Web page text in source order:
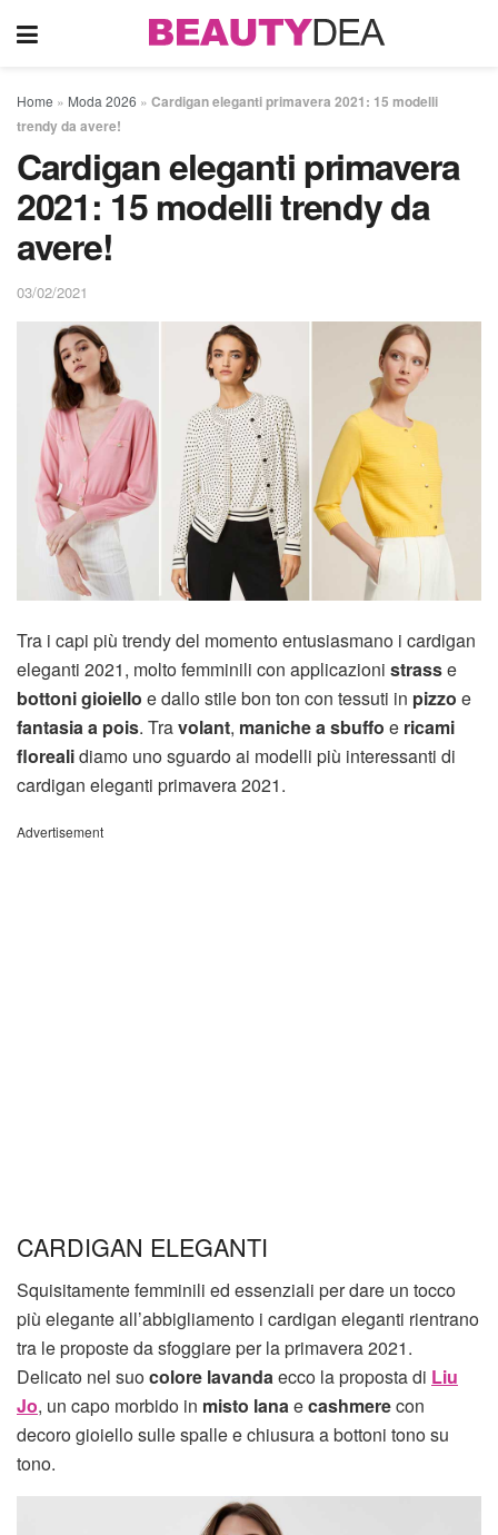
Home » Moda 2026 » Cardigan eleganti primavera 2021: 15 modelli
trendy da avere!
Cardigan eleganti primavera
2021: 15 modelli trendy da
avere!
03/02/2021
Tra i capi più trendy del momento entusiasmano i cardigan
eleganti 2021, molto femminili con applicazioni strasse
bottoni gioiello e dallo stile bon ton con tessuti in pizzo e
fantasia a pois. Travolant, maniche a sbuffo e ricami
florealidiamo uno sguardo ai modelli più interessanti di
cardigan eleganti primavera 2021.
Advertisement
CARDIGAN ELEGANTI
Squisitamente femminili ed essenziali per dare un tocco
più elegante all’abbigliamento i cardigan eleganti rientrano
tra le proposte da sfoggiare per la primavera 2021.
Delicato nel suocolore lavandaecco la proposta di Liu
Jo, un capo morbido in misto lanaecashmerecon
decoro gioiello sulle spalle e chiusura a bottoni tono su
tono.